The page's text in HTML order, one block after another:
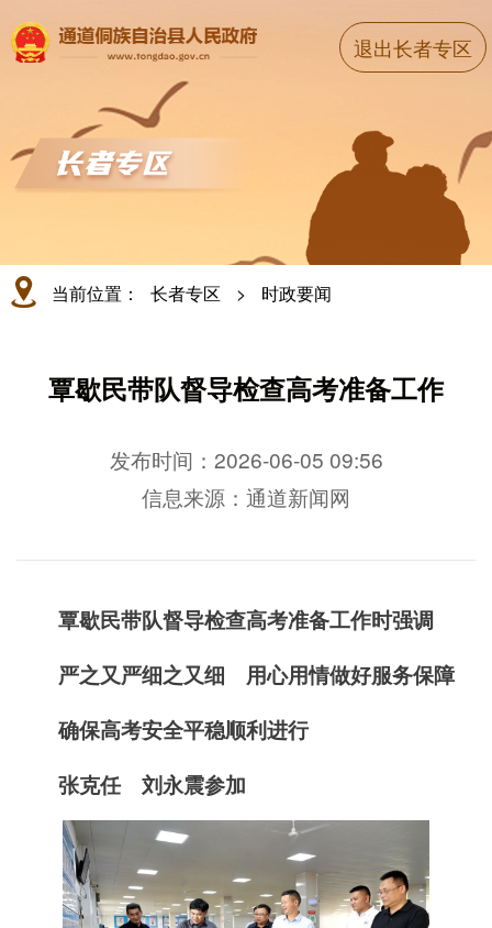
退出长者专区
当前位置： 长者专区 > 时政要闻
覃歇民带队督导检查高考准备工作
发布时间：2026-06-05 09:56
信息来源：通道新闻网
覃歇民带队督导检查高考准备工作时强调
严之又严细之又细 用心用情做好服务保障
确保高考安全平稳顺利进行
张克任 刘永震参加